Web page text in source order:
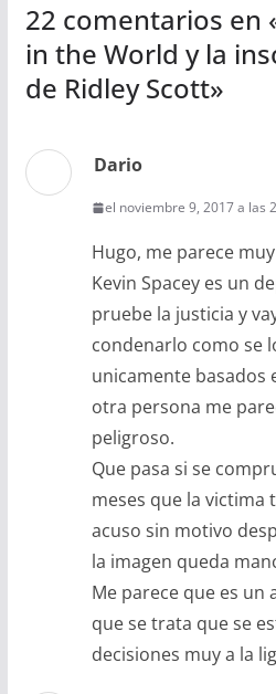
22 comentarios en
in the World y la
de Ridley Scott»
Dario
el noviembre 9, 2017 a las
Hugo, me parece
Kevin Spacey es un
pruebe la justicia y
condenarlo como se
unicamente basados
otra persona me
peligroso.
Que pasa si se
meses que la victima
acuso sin motivo
la imagen queda
Me parece que es un
que se trata que se
decisiones muy a la